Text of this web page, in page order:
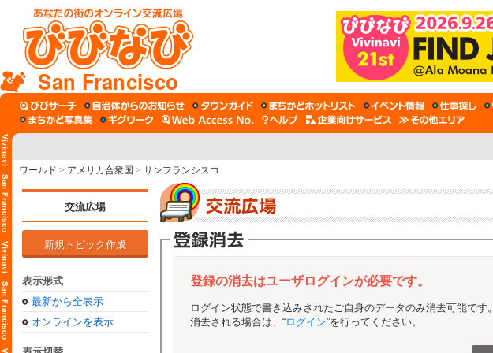
San Francisco
ワールド > アメリカ合衆国 > サンフランシスコ
交流広場
新規トピック作成
表示形式
最新から全表示
オンラインを表示
登録の消去はユーザログインが必要です。
ログイン状態で書き込みされたご自身のデータのみ消去可能です。
消去される場合は、“ログイン”を行ってください。